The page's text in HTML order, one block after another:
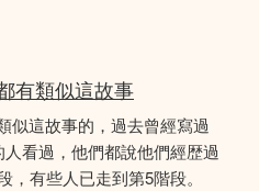
有類似這故事
似這故事的，過去曾經寫過
看過，他們都說他們經歴過
有些人已走到第5階段。